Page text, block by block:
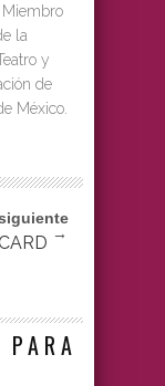
la
y
de
México.
→
PARA